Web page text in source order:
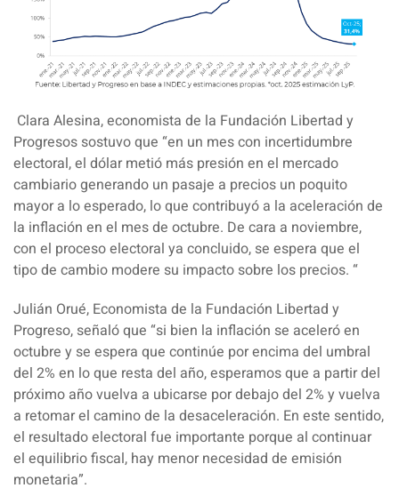
Clara Alesina, economista de la Fundación Libertad y
Progresos sostuvo que “en un mes con incertidumbre
electoral, el dólar metió más presión en el mercado
cambiario generando un pasaje a precios un poquito
mayor a lo esperado, lo que contribuyó a la aceleración de
la inflación en el mes de octubre. De cara a noviembre,
con el proceso electoral ya concluido, se espera que el
tipo de cambio modere su impacto sobre los precios. “
Julián Orué, Economista de la Fundación Libertad y
Progreso, señaló que “si bien la inflación se aceleró en
octubre y se espera que continúe por encima del umbral
del 2% en lo que resta del año, esperamos que a partir del
próximo año vuelva a ubicarse por debajo del 2% y vuelva
a retomar el camino de la desaceleración. En este sentido,
el resultado electoral fue importante porque al continuar
el equilibrio fiscal, hay menor necesidad de emisión
monetaria”.